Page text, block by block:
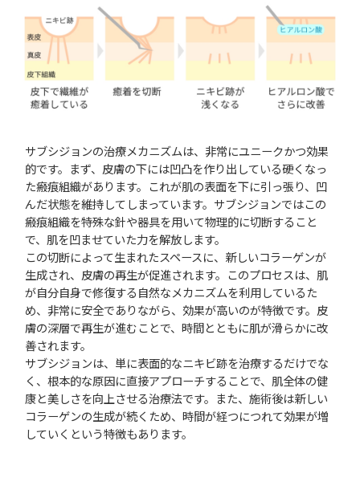
サブシジョンの治療メカニズムは、非常にユニークかつ効果
的です。まず、皮膚の下には凹凸を作り出している硬くなっ
た瘢痕組織があります。これが肌の表面を下に引っ張り、凹
んだ状態を維持してしまっています。サブシジョンではこの
瘢痕組織を特殊な針や器具を用いて物理的に切断すること
で、肌を凹ませていた力を解放します。
この切断によって生まれたスペースに、新しいコラーゲンが
生成され、皮膚の再生が促進されます。このプロセスは、肌
が自分自身で修復する自然なメカニズムを利用しているた
め、非常に安全でありながら、効果が高いのが特徴です。皮
膚の深層で再生が進むことで、時間とともに肌が滑らかに改
善されます。
サブシジョンは、単に表面的なニキビ跡を治療するだけでな
く、根本的な原因に直接アプローチすることで、肌全体の健
康と美しさを向上させる治療法です。また、施術後は新しい
コラーゲンの生成が続くため、時間が経つにつれて効果が増
していくという特徴もあります。